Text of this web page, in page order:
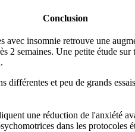
Conclusion
avec insomnie retrouve une
2 semaines. Une petite étude sur
différentes et peu de grands
une réduction de l'anxiété
dans les protocoles